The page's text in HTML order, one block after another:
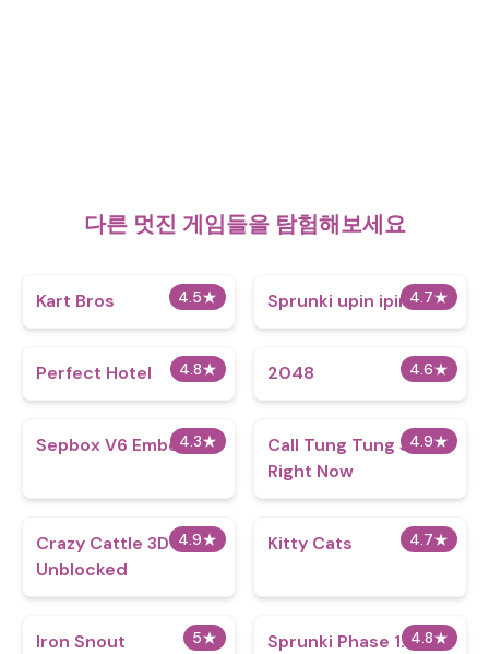
다른 멋진 게임들을 탐험해보세요
4.5★
Kart Bros 4.7★
Sprunki upin ipin
4.8★
Perfect Hotel 4.6★
2048
4.3★
Sepbox V6 Embers 4.9★
Call Tung Tung Sahur
Right Now
4.9★
Crazy Cattle 3D
Unblocked
4.7★
Kitty Cats
5★
Iron Snout 4.8★
Sprunki Phase 1.75